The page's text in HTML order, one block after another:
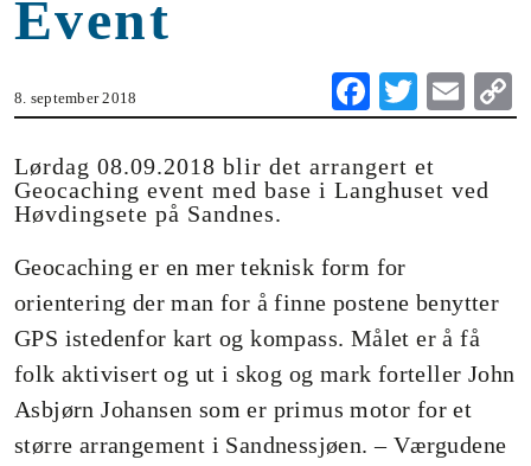
Event
8. september 2018
Fa
ce
bo
ok
T
wi
tte
r
E
m
Lørdag 08.09.2018 blir det arrangert et
Geocaching event med base i Langhuset ved
Høvdingsete på Sandnes.
Geocaching er en mer teknisk form for
orientering der man for å finne postene benytter
GPS istedenfor kart og kompass. Målet er å få
folk aktivisert og ut i skog og mark forteller John
Asbjørn Johansen som er primus motor for et
større arrangement i Sandnessjøen. – Værgudene